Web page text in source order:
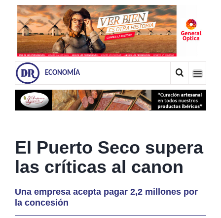
ECONOMÍA
El Puerto Seco supera
las críticas al canon
Una empresa acepta pagar 2,2 millones por
la concesión